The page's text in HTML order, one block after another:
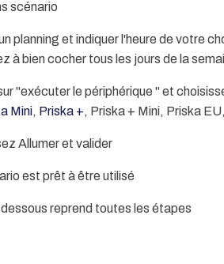
scénario
planning et indiquer l'heure de votre
à bien cocher tous les jours de la
"exécuter le périphérique " et
Mini, Priska +, Priska + Mini, Priska
Allumer et valider
est prêt à être utilisé
reprend toutes les étapes